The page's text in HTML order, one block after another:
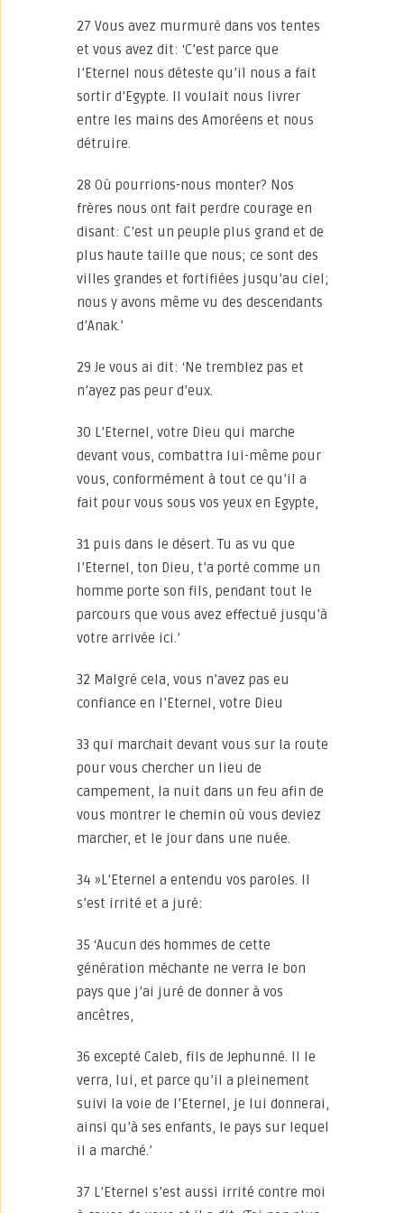
27 Vous avez murmuré dans vos tentes
et vous avez dit: ‘C’est parce que
l’Eternel nous déteste qu’il nous a fait
sortir d’Egypte. Il voulait nous livrer
entre les mains des Amoréens et nous
détruire.
28 Où pourrions-nous monter? Nos
frères nous ont fait perdre courage en
disant: C’est un peuple plus grand et de
plus haute taille que nous; ce sont des
villes grandes et fortifiées jusqu’au ciel;
nous y avons même vu des descendants
d’Anak.’
29 Je vous ai dit: ‘Ne tremblez pas et
n’ayez pas peur d’eux.
30 L’Eternel, votre Dieu qui marche
devant vous, combattra lui-même pour
vous, conformément à tout ce qu’il a
fait pour vous sous vos yeux en Egypte,
31 puis dans le désert. Tu as vu que
l’Eternel, ton Dieu, t’a porté comme un
homme porte son fils, pendant tout le
parcours que vous avez effectué jusqu’à
votre arrivée ici.’
32 Malgré cela, vous n’avez pas eu
confiance en l’Eternel, votre Dieu
33 qui marchait devant vous sur la route
pour vous chercher un lieu de
campement, la nuit dans un feu afin de
vous montrer le chemin où vous deviez
marcher, et le jour dans une nuée.
34 »L’Eternel a entendu vos paroles. Il
s’est irrité et a juré:
35 ‘Aucun des hommes de cette
génération méchante ne verra le bon
pays que j’ai juré de donner à vos
ancêtres,
36 excepté Caleb, fils de Jephunné. Il le
verra, lui, et parce qu’il a pleinement
suivi la voie de l’Eternel, je lui donnerai,
ainsi qu’à ses enfants, le pays sur lequel
il a marché.’
37 L’Eternel s’est aussi irrité contre moi